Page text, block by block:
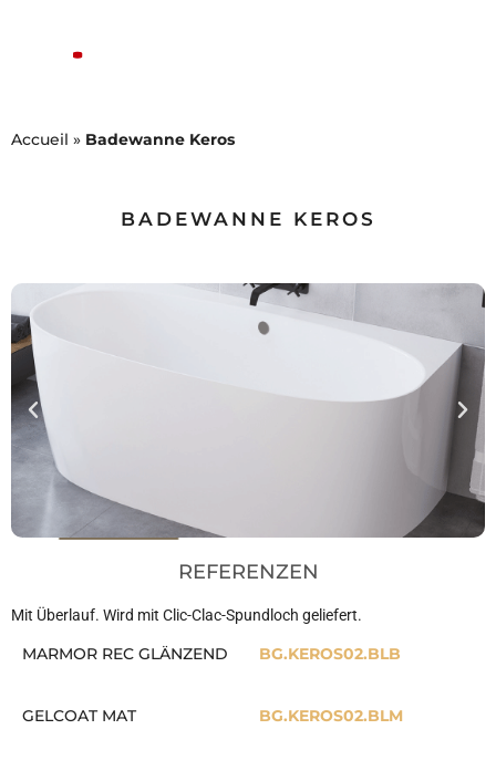
Accueil » Badewanne Keros
BADEWANNE KEROS
REFERENZEN
Mit Überlauf. Wird mit Clic-Clac-Spundloch geliefert.
MARMOR REC GLÄNZEND BG.KEROS02.BLB
GELCOAT MAT BG.KEROS02.BLM